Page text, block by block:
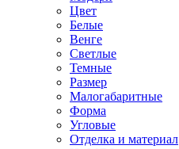
Цвет
Белые
Венге
Светлые
Темные
Размер
Малогабаритные
Форма
Угловые
Отделка и материал